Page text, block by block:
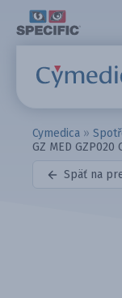
Cymedica »
GZ MED GZP020
Späť na